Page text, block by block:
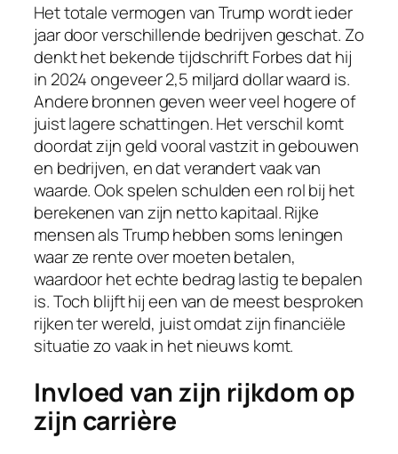
Het totale vermogen van Trump wordt ieder
jaar door verschillende bedrijven geschat. Zo
denkt het bekende tijdschrift Forbes dat hij
in 2024 ongeveer 2,5 miljard dollar waard is.
Andere bronnen geven weer veel hogere of
juist lagere schattingen. Het verschil komt
doordat zijn geld vooral vastzit in gebouwen
en bedrijven, en dat verandert vaak van
waarde. Ook spelen schulden een rol bij het
berekenen van zijn netto kapitaal. Rijke
mensen als Trump hebben soms leningen
waar ze rente over moeten betalen,
waardoor het echte bedrag lastig te bepalen
is. Toch blijft hij een van de meest besproken
rijken ter wereld, juist omdat zijn financiële
situatie zo vaak in het nieuws komt.
Invloed van zijn rijkdom op
zijn carrière